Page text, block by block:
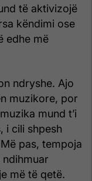
të aktivizojë
këndimi ose
edhe më
ndryshe. Ajo
muzikore, por
mund t’i
i cili shpesh
pas, tempoja
më të qetë.